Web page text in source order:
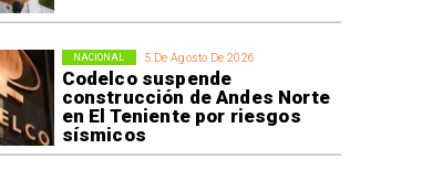
5 De Agosto De 2026
Codelco suspende
construcción de Andes Norte
en El Teniente por riesgos
sísmicos
NACIONAL